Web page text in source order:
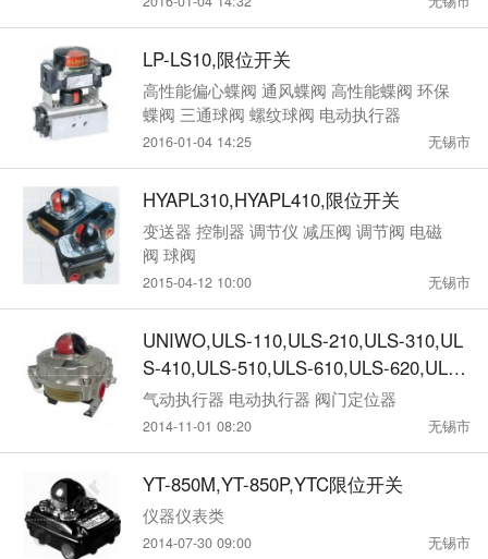
LP-LS10,限位开关
高性能偏心蝶阀 通风蝶阀 高性能蝶阀 环保
蝶阀 三通球阀 螺纹球阀 电动执行器
2016-01-04 14:25 无锡市
HYAPL310,HYAPL410,限位开关
变送器 控制器 调节仪 减压阀 调节阀 电磁
阀 球阀
2015-04-12 10:00 无锡市
UNIWO,ULS-110,ULS-210,ULS-310,UL
S-410,ULS-510,ULS-610,ULS-620,ULS-
120,限位开关
气动执行器 电动执行器 阀门定位器
2014-11-01 08:20 无锡市
YT-850M,YT-850P,YTC限位开关
仪器仪表类
2014-07-30 09:00 无锡市